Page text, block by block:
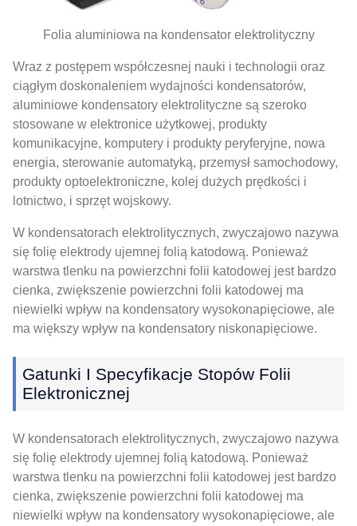
Folia aluminiowa na kondensator elektrolityczny
Wraz z postępem współczesnej nauki i technologii oraz
ciągłym doskonaleniem wydajności kondensatorów,
aluminiowe kondensatory elektrolityczne są szeroko
stosowane w elektronice użytkowej, produkty
komunikacyjne, komputery i produkty peryferyjne, nowa
energia, sterowanie automatyką, przemysł samochodowy,
produkty optoelektroniczne, kolej dużych prędkości i
lotnictwo, i sprzęt wojskowy.
W kondensatorach elektrolitycznych, zwyczajowo nazywa
się folię elektrody ujemnej folią katodową. Ponieważ
warstwa tlenku na powierzchni folii katodowej jest bardzo
cienka, zwiększenie powierzchni folii katodowej ma
niewielki wpływ na kondensatory wysokonapięciowe, ale
ma większy wpływ na kondensatory niskonapięciowe.
Gatunki I Specyfikacje Stopów Folii
Elektronicznej
W kondensatorach elektrolitycznych, zwyczajowo nazywa
się folię elektrody ujemnej folią katodową. Ponieważ
warstwa tlenku na powierzchni folii katodowej jest bardzo
cienka, zwiększenie powierzchni folii katodowej ma
niewielki wpływ na kondensatory wysokonapięciowe, ale